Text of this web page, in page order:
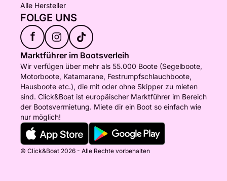
Alle Hersteller
FOLGE UNS
f
Marktführer im Bootsverleih
Wir verfügen über mehr als 55.000 Boote (Segelboote,
Motorboote, Katamarane, Festrumpfschlauchboote,
Hausboote etc.), die mit oder ohne Skipper zu mieten
sind. Click&Boat ist europäischer Marktführer im Bereich
der Bootsvermietung. Miete dir ein Boot so einfach wie
nur möglich!
© Click&Boat 2026 - Alle Rechte vorbehalten